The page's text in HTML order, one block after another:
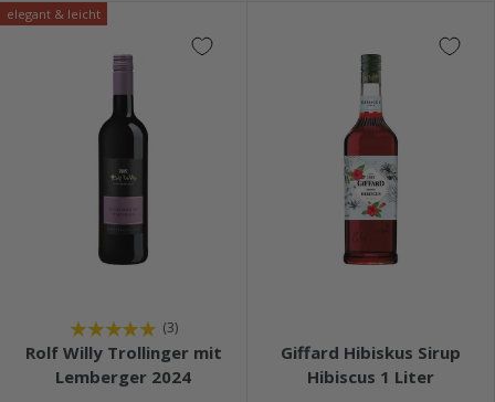
elegant & leicht
★★★★★ (3)
Rolf Willy Trollinger mit
Lemberger 2024
Giffard Hibiskus Sirup
Hibiscus 1 Liter